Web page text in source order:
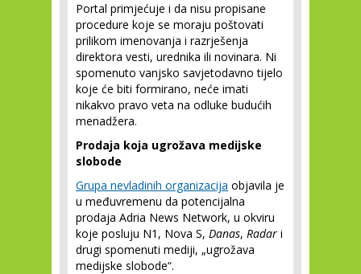
Portal primjećuje i da nisu propisane
procedure koje se moraju poštovati
prilikom imenovanja i razrješenja
direktora vesti, urednika ili novinara. Ni
spomenuto vanjsko savjetodavno tijelo
koje će biti formirano, neće imati
nikakvo pravo veta na odluke budućih
menadžera.
Prodaja koja ugrožava medijske
slobode
Grupa nevladinih organizacija objavila je
u međuvremenu da potencijalna
prodaja Adria News Network, u okviru
koje posluju N1, Nova S, Danas, Radar i
drugi spomenuti mediji, „ugrožava
medijske slobode“.